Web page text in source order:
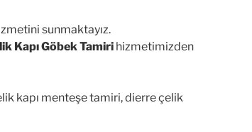
sunmaktayız.
Kapı Göbek Tamiri hizmetimizden
kapı menteşe tamiri, dierre çelik